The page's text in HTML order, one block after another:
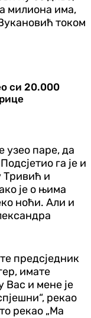
милиона има,
током
си 20.000
узео паре, да
га је и
Тривић и
је о њима
ноћи. Али и
предсједник
имате
Вас и мене је
рекао
рекао „Ма